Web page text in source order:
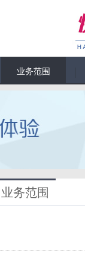
业务范围
业务范围